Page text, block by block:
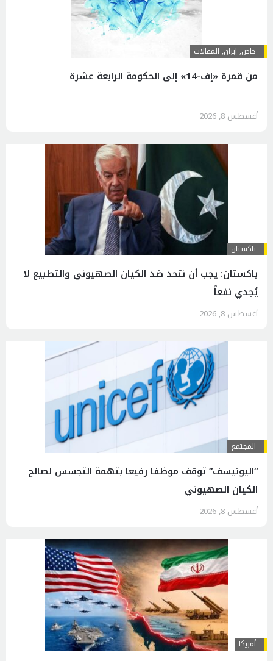
خاص,إيران, المقالات
من قمرة «إف-14» إلى الحكومة الرابعة عشرة
أغسطس 8, 2026
باكستان
باكستان: يجب أن نتحد ضد الكيان الصهيوني والتطبيع لا
يُجدي نفعاً
أغسطس 8, 2026
المجتمع
“اليونيسف” توقف موظفا رفيعا بتهمة التجسس لصالح
الكيان الصهيوني
أغسطس 8, 2026
أمريكا